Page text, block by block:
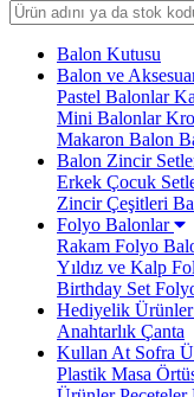
Balon Kutusu
Balon ve
Pastel Balonlar
Mini Balonlar
Makaron Balon
Balon Zincir
Erkek Çocuk
Zincir Çeşitleri
Folyo Balonlar
Rakam Folyo
Yıldız ve Kalp
Birthday Set
Hediyelik Ürünler
Anahtarlık Çanta
Kullan At Sofra
Plastik Masa